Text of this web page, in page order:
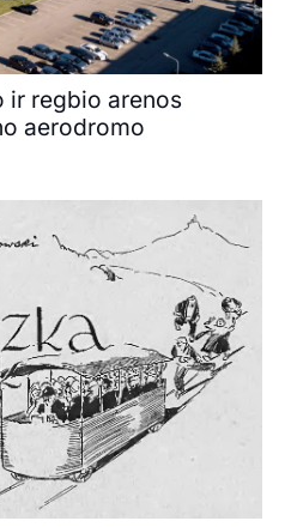
ir regbio arenos
aerodromo